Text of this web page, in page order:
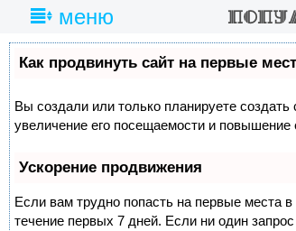
меню
Как продвинуть сайт на первые
Вы создали или только планируете
увеличение его посещаемости и повышение
Ускорение продвижения
Если вам трудно попасть на первые места
течение первых 7 дней. Если ни один